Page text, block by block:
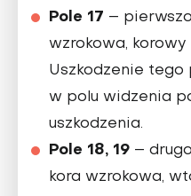
Pole 17 –
wzrokowa, korowy
Uszkodzenie
w polu widzenia
uszkodzenia.
Pole 18, 19 –
kora wzrokowa,